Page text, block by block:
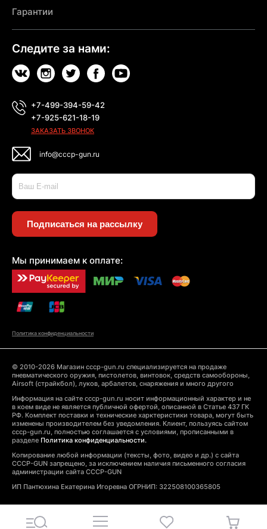
Гарантии
Следите за нами:
+7-499-394-59-42
+7-925-621-18-19
ЗАКАЗАТЬ ЗВОНОК
info@cccp-gun.ru
Подписаться на рассылку
Мы принимаем к оплате:
Политика конфиденциальности
© 2010-2026 Магазин cccp-gun.ru специализируется на продаже
пневматического оружия, пистолетов, винтовок, средств самообороны,
Airsoft (страйкбол), луков, арбалетов, снаряжения и много другого
Информация на сайте cccp-gun.ru носит информационный характер и не
в коем виде не является публичной офертой, описанной в Статье 437 ГК
РФ. Комплект поставки и технические харктеристики товара, могут быть
изменены производителем без уведомления. Клиент, пользуясь сайтом
cccp-gun.ru, полностью соглашается с условиями, прописанными в
разделе Политика конфиденциальности.
Копирование любой информации (тексты, фото, видео и др.) с сайта
CCCP-GUN запрещено, за исключением наличия письменного согласия
администрации сайта CCCP-GUN
ИП Пантюхина Екатерина Игоревна ОГРНИП: 322508100365805